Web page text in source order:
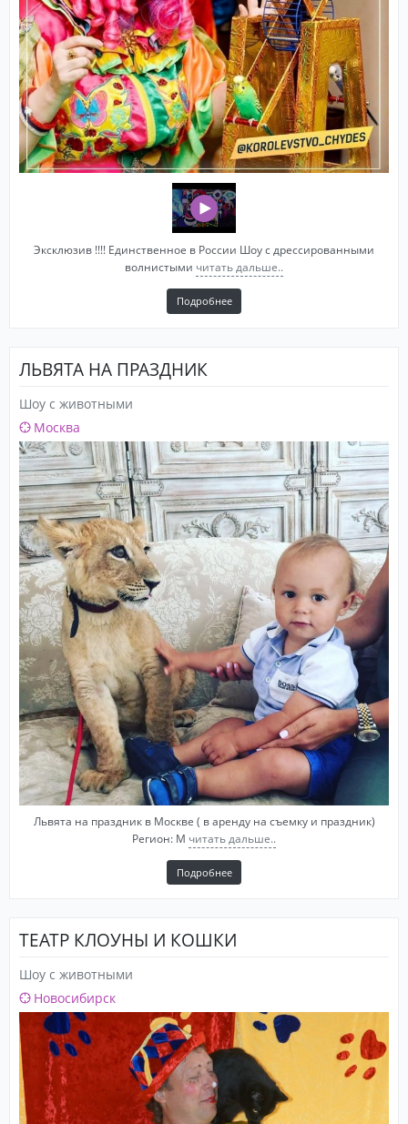
Эксклюзив !!!! Единственное в России Шоу с дрессированными
волнистыми читать дальше..
Подробнее
ЛЬВЯТА НА ПРАЗДНИК
Шоу с животными
Москва
Львята на праздник в Москве ( в аренду на съемку и праздник)
Регион: М читать дальше..
Подробнее
ТЕАТР КЛОУНЫ И КОШКИ
Шоу с животными
Новосибирск